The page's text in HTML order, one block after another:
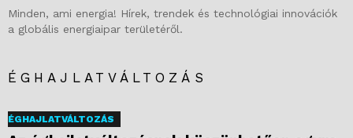
Minden, ami energia! Hírek, trendek és technológiai innovációk
a globális energiaipar területéről.
ÉGHAJLATVÁLTOZÁS
ÉGHAJLATVÁLTOZÁS